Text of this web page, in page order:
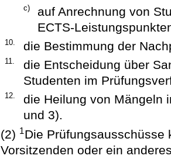
c)
auf Anrechnung von
ECTS-
10. die Bestimmung der
11.
die Entscheidung über
Studenten im
12.
die Heilung von Mängeln
und 3).
(2) 1Die Prüfungsausschüsse
Vorsitzenden oder ein